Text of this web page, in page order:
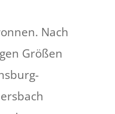
Nach
Größen